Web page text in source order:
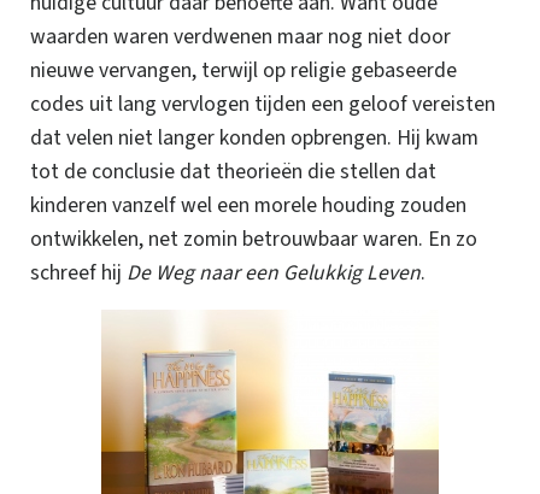
waarden waren verdwenen maar nog niet door
nieuwe vervangen, terwijl op religie gebaseerde
codes uit lang vervlogen tijden een geloof vereisten
dat velen niet langer konden opbrengen. Hij kwam
tot de conclusie dat theorieën die stellen dat
kinderen vanzelf wel een morele houding zouden
ontwikkelen, net zomin betrouwbaar waren. En zo
schreef hij De Weg naar een Gelukkig Leven.